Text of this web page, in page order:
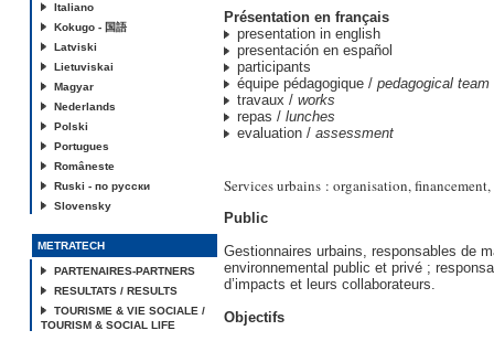
Italiano
Kokugo - 国語
Latviski
Lietuviskai
Magyar
Nederlands
Polski
Portugues
Româneste
Ruski - по русски
Slovensky
METRATECH
PARTENAIRES-PARTNERS
RESULTATS / RESULTS
TOURISME & VIE SOCIALE /
TOURISM & SOCIAL LIFE
Présentation en français
presentation in english
presentación en español
participants
équipe pédagogique / pedagogical team
travaux / works
repas / lunches
evaluation / assessment
Services urbains : organisation,
Public
Gestionnaires urbains, responsables de
environnemental public et privé ;
d’impacts et leurs collaborateurs.
Objectifs